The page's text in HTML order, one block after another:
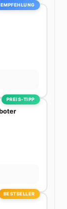
EMPFEHLUNG
PREIS-TIPP
BESTSELLER